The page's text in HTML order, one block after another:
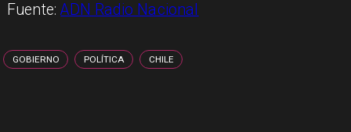
Fuente:ADN Radio Nacional
GOBIERNO POLÍTICA CHILE